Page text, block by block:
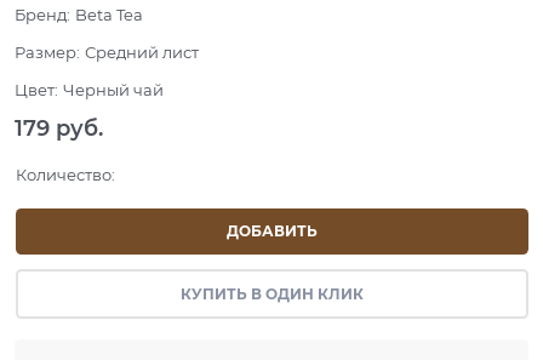
Бренд: Beta Tea
Размер: Средний лист
Цвет: Черный чай
179 руб.
Количество:
ДОБАВИТЬ
КУПИТЬ В ОДИН КЛИК